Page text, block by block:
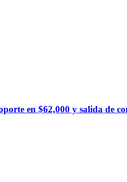
en $62,000 y salida de